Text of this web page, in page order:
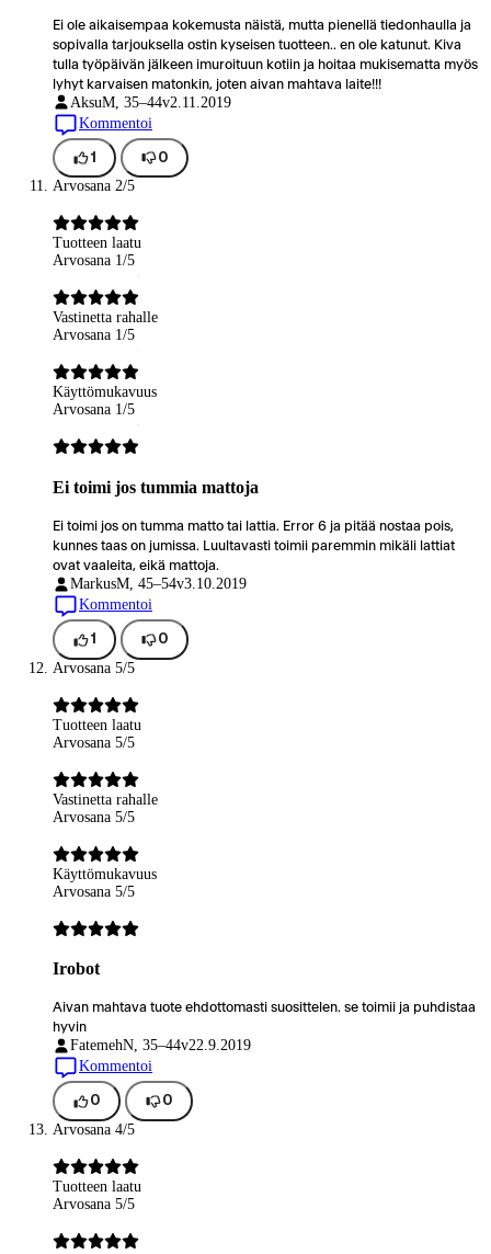
Ei ole aikaisempaa kokemusta näistä, mutta pienellä tiedonhaulla ja
sopivalla tarjouksella ostin kyseisen tuotteen.. en ole katunut. Kiva
tulla työpäivän jälkeen imuroituun kotiin ja hoitaa mukisematta myös
lyhyt karvaisen matonkin, joten aivan mahtava laite!!!
AksuM, 35–44v2.11.2019
Kommentoi
1 0
Arvosana 2/5
Tuotteen laatu
Arvosana 1/5
Vastinetta rahalle
Arvosana 1/5
Käyttömukavuus
Arvosana 1/5
Ei toimi jos tummia mattoja
Ei toimi jos on tumma matto tai lattia. Error 6 ja pitää nostaa pois,
kunnes taas on jumissa. Luultavasti toimii paremmin mikäli lattiat
ovat vaaleita, eikä mattoja.
MarkusM, 45–54v3.10.2019
Kommentoi
1 0
Arvosana 5/5
Tuotteen laatu
Arvosana 5/5
Vastinetta rahalle
Arvosana 5/5
Käyttömukavuus
Arvosana 5/5
Irobot
Aivan mahtava tuote ehdottomasti suosittelen. se toimii ja puhdistaa
hyvin
FatemehN, 35–44v22.9.2019
Kommentoi
0 0
Arvosana 4/5
Tuotteen laatu
Arvosana 5/5